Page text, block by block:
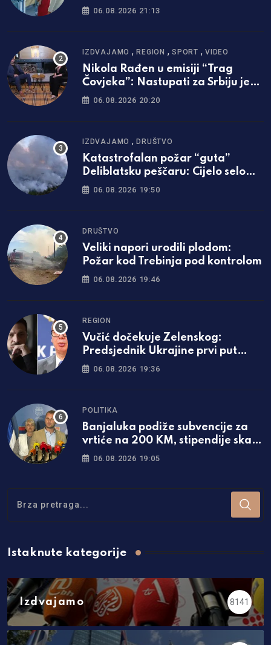
životnu bitku na UKC-u Srpske
06.08.2026 21:13
IZDVAJAMO ,REGION ,SPORT ,VIDEO
Nikola Rađen u emisiji “Trag
Čovjeka”: Nastupati za Srbiju je
bila najveća svetinja i ponos /foto
06.08.2026 20:20
IZDVAJAMO ,DRUŠTVO
Katastrofalan požar “guta”
Deliblatsku peščaru: Cijelo selo
evakuisano
06.08.2026 19:50
DRUŠTVO
Veliki napori urodili plodom:
Požar kod Trebinja pod kontrolom
06.08.2026 19:46
REGION
Vučić dočekuje Zelenskog:
Predsjednik Ukrajine prvi put
dolazi u Srbiju
06.08.2026 19:36
POLITIKA
Banjaluka podiže subvencije za
vrtiće na 200 KM, stipendije skaču
za čak 50 odsto!
06.08.2026 19:05
Istaknute kategorije
Izdvajamo 8141